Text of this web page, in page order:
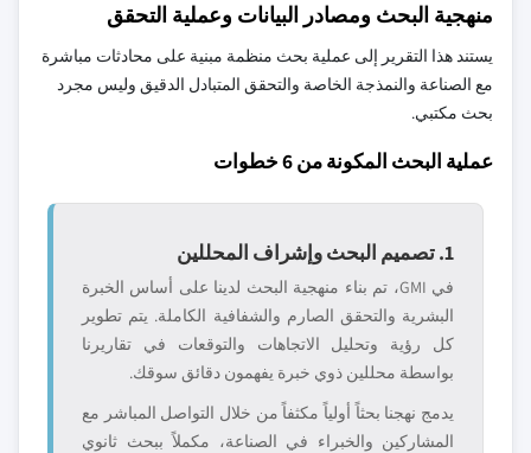
منهجية البحث ومصادر البيانات وعملية التحقق
يستند هذا التقرير إلى عملية بحث منظمة مبنية على محادثات مباشرة
مع الصناعة والنمذجة الخاصة والتحقق المتبادل الدقيق وليس مجرد
بحث مكتبي.
عملية البحث المكونة من 6 خطوات
1. تصميم البحث وإشراف المحللين
في GMI، تم بناء منهجية البحث لدينا على أساس الخبرة
البشرية والتحقق الصارم والشفافية الكاملة. يتم تطوير
كل رؤية وتحليل الاتجاهات والتوقعات في تقاريرنا
بواسطة محللين ذوي خبرة يفهمون دقائق سوقك.
يدمج نهجنا بحثاً أولياً مكثفاً من خلال التواصل المباشر مع
المشاركين والخبراء في الصناعة، مكملاً ببحث ثانوي